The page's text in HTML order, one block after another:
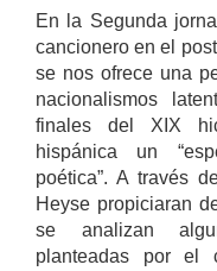
En la Segunda
cancionero en el
se nos ofrece una
nacionalismos
finales del XIX
hispánica un
poética”. A través
Heyse propiciaran
se analizan
planteadas por el